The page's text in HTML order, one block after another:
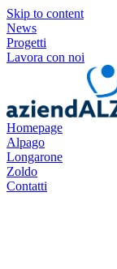
Skip to content
News
Progetti
Lavora con noi
Homepage
Alpago
Longarone
Zoldo
Contatti